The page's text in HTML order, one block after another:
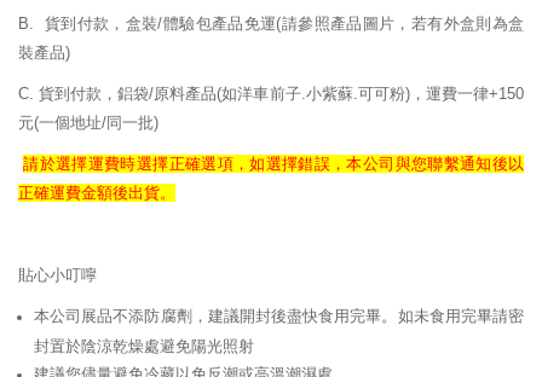
B. 貨到付款，盒裝/體驗包產品免運(請參照產品圖片，若有外盒則為盒
裝產品)
C. 貨到付款，鋁袋/原料產品(如洋車前子.小紫蘇.可可粉)，運費一律+150
元(一個地址/同一批)
請於選擇運費時選擇正確選項，如選擇錯誤，本公司與您聯繫通知後以
正確運費金額後出貨。
貼心小叮嚀
本公司展品不添防腐劑，建議開封後盡快食用完畢。如未食用完畢請密
封置於陰涼乾燥處避免陽光照射